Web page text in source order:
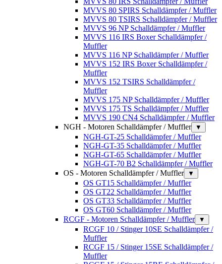
MVVS 80 SPIRS Schalldämpfer / Muffler
MVVS 80 TSIRS Schalldämpfer / Muffler
MVVS 96 NP Schalldämpfer / Muffler
MVVS 116 IRS Boxer Schalldämpfer /
Muffler
MVVS 116 NP Schalldämpfer / Muffler
MVVS 152 IRS Boxer Schalldämpfer /
Muffler
MVVS 152 TSIRS Schalldämpfer /
Muffler
MVVS 175 NP Schalldämpfer / Muffler
MVVS 175 TS Schalldämpfer / Muffler
MVVS 190 CN4 Schalldämpfer / Muffler
NGH - Motoren Schalldämpfer / Muffler
▼
NGH-GT-25 Schalldämpfer / Muffler
NGH-GT-35 Schalldämpfer / Muffler
NGH-GT-65 Schalldämpfer / Muffler
NGH-GT-70 B2 Schalldämpfer / Muffler
OS - Motoren Schalldämpfer / Muffler
▼
OS GT15 Schalldämpfer / Muffler
OS GT22 Schalldämpfer / Muffler
OS GT33 Schalldämpfer / Muffler
OS GT60 Schalldämpfer / Muffler
RCGF - Motoren Schalldämpfer / Muffler
▼
RCGF 10 / Stinger 10SE Schalldämpfer /
Muffler
RCGF 15 / Stinger 15SE Schalldämpfer /
Muffler